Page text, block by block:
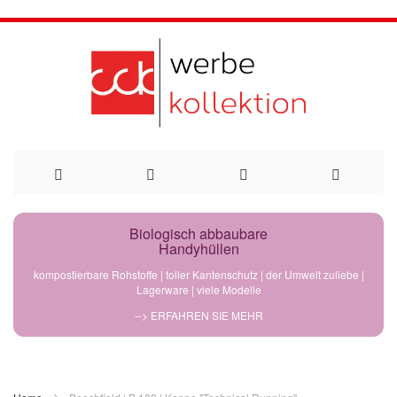
Direkt
Biologisch abbaubare
Handyhüllen
kompostierbare Rohstoffe | toller Kantenschutz | der Umwelt zuliebe |
Lagerware | viele Modelle
--> ERFAHREN SIE MEHR